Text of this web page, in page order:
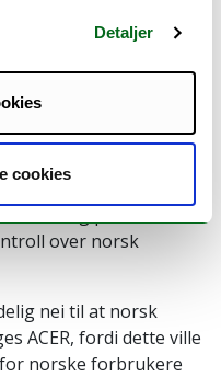
Detaljer
cookies
opp mot 822
i Norge skal
fordi de ikke har råd til
landbruk og industri
står i fare for å gå
over norsk
nei til at norsk
ACER, fordi dette ville
norske forbrukere